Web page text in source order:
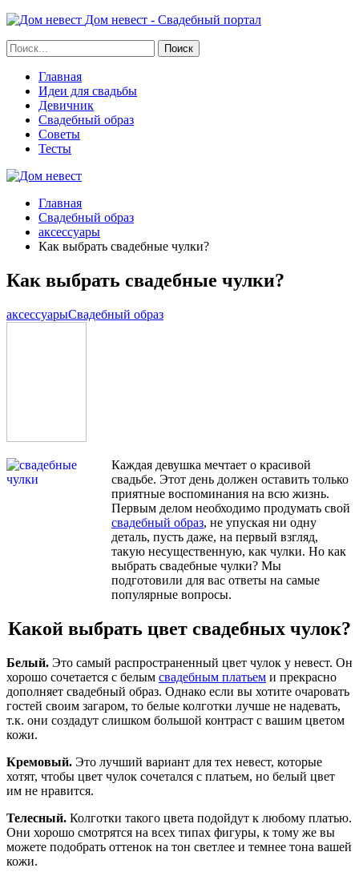
Дом невест - Свадебный портал
Главная
Идеи для свадьбы
Девичник
Свадебный образ
Советы
Тесты
Главная
Свадебный образ
аксессуары
Как выбрать свадебные чулки?
Как выбрать свадебные чулки?
аксессуарыСвадебный образ
Каждая девушка мечтает о красивой
свадьбе. Этот день должен оставить только
приятные воспоминания на всю жизнь.
Первым делом необходимо продумать свой
свадебный образ, не упуская ни одну
деталь, пусть даже, на первый взгляд,
такую несущественную, как чулки. Но как
выбрать свадебные чулки? Мы
подготовили для вас ответы на самые
популярные вопросы.
Какой выбрать цвет свадебных чулок?
Белый. Это самый распространенный цвет чулок у невест. Он
хорошо сочетается с белым свадебным платьем и прекрасно
дополняет свадебный образ. Однако если вы хотите очаровать
гостей своим загаром, то белые колготки лучше не надевать,
т.к. они создадут слишком большой контраст с вашим цветом
кожи.
Кремовый. Это лучший вариант для тех невест, которые
хотят, чтобы цвет чулок сочетался с платьем, но белый цвет
им не нравится.
Телесный. Колготки такого цвета подойдут к любому платью.
Они хорошо смотрятся на всех типах фигуры, к тому же вы
можете подобрать оттенок на тон светлее и темнее тона вашей
кожи.